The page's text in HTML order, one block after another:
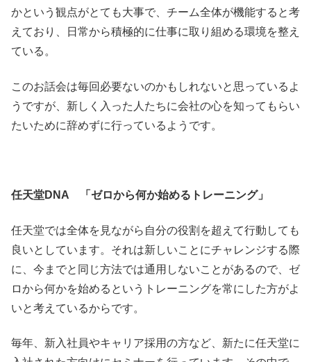
かという観点がとても大事で、チーム全体が機能すると考
えており、日常から積極的に仕事に取り組める環境を整え
ている。
このお話会は毎回必要ないのかもしれないと思っているよ
うですが、新しく入った人たちに会社の心を知ってもらい
たいために辞めずに行っているようです。
任天堂DNA 「ゼロから何か始めるトレーニング」
任天堂では全体を見ながら自分の役割を超えて行動しても
良いとしています。それは新しいことにチャレンジする際
に、今までと同じ方法では通用しないことがあるので、ゼ
ロから何かを始めるというトレーニングを常にした方がよ
いと考えているからです。
毎年、新入社員やキャリア採用の方など、新たに任天堂に